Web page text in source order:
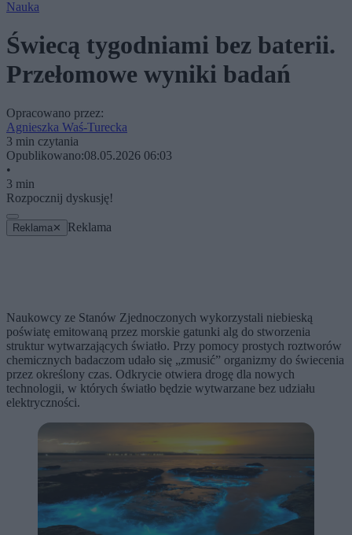
Nauka
Świecą tygodniami bez baterii.
Przełomowe wyniki badań
Opracowano przez:
Agnieszka Waś-Turecka
3 min czytania
Opublikowano:08.05.2026 06:03
•
3 min
Rozpocznij dyskusję!
Reklama ✕ Reklama
Naukowcy ze Stanów Zjednoczonych wykorzystali niebieską
poświatę emitowaną przez morskie gatunki alg do stworzenia
struktur wytwarzających światło. Przy pomocy prostych roztworów
chemicznych badaczom udało się „zmusić” organizmy do świecenia
przez określony czas. Odkrycie otwiera drogę dla nowych
technologii, w których światło będzie wytwarzane bez udziału
elektryczności.